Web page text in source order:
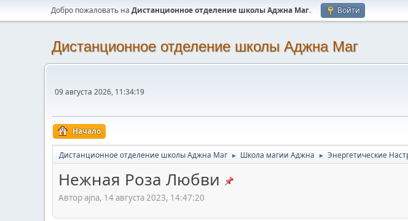
Добро пожаловать на Дистанционное отделение школы Аджна Маг. Войти
Дистанционное отделение школы Аджна Маг
09 августа 2026, 11:34:19
Начало
Дистанционное отделение школы Аджна Маг ► Школа магии Аджна ► Энергетические
Нежная Роза Любви
Автор ajna, 14 августа 2023, 14:47:20